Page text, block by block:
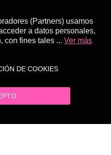
(Partners) usamos
a datos personales,
con fines tales ... Ver más
DE COOKIES